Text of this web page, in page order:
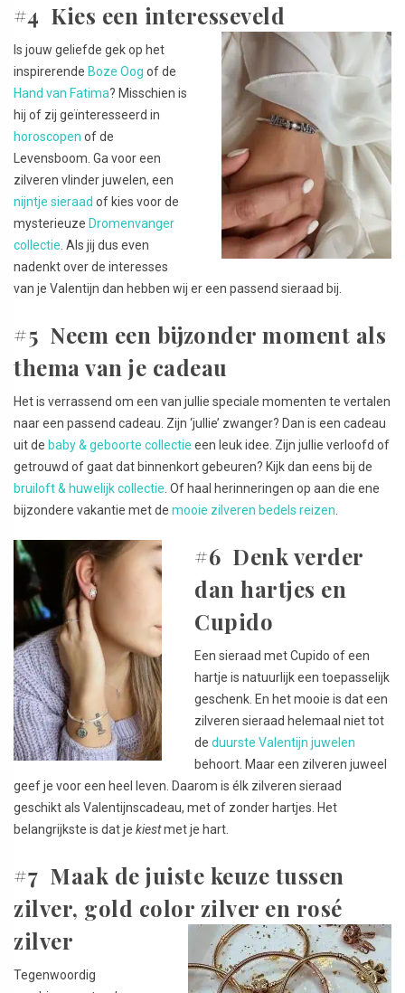
#4 Kies een interesseveld
Is jouw geliefde gek op het
inspirerende Boze Oog of de
Hand van Fatima? Misschien is
hij of zij geïnteresseerd in
horoscopen of de
Levensboom. Ga voor een
zilveren vlinder juwelen, een
nijntje sieraad of kies voor de
mysterieuze Dromenvanger
collectie . Als jij dus even
nadenkt over de interesses
van je Valentijn dan hebben wij er een passend sieraad bij.
#5 Neem een bijzonder moment als
thema van je cadeau
Het is verrassend om een van jullie speciale momenten te vertalen
naar een passend cadeau. Zijn ‘jullie’ zwanger? Dan is een cadeau
uit de baby & geboorte collectie een leuk idee. Zijn jullie verloofd of
getrouwd of gaat dat binnenkort gebeuren? Kijk dan eens bij de
bruiloft & huwelijk collectie . Of haal herinneringen op aan die ene
bijzondere vakantie met de mooie zilveren bedels reizen
#6 Denk verder
dan hartjes en
Cupido
Een sieraad met Cupido of een
hartje is natuurlijk een toepasselijk
geschenk. En het mooie is dat een
zilveren sieraad helemaal niet tot
de duurste Valentijn juwelen
behoort. Maar een zilveren juweel
geef je voor een heel leven. Daarom is élk zilveren sieraad
geschikt als Valentijnscadeau, met of zonder hartjes. Het
belangrijkste is dat je kiestmet je hart.
#7 Maak de juiste keuze tussen
zilver, gold color zilver en rosé
zilver
Tegenwoordig